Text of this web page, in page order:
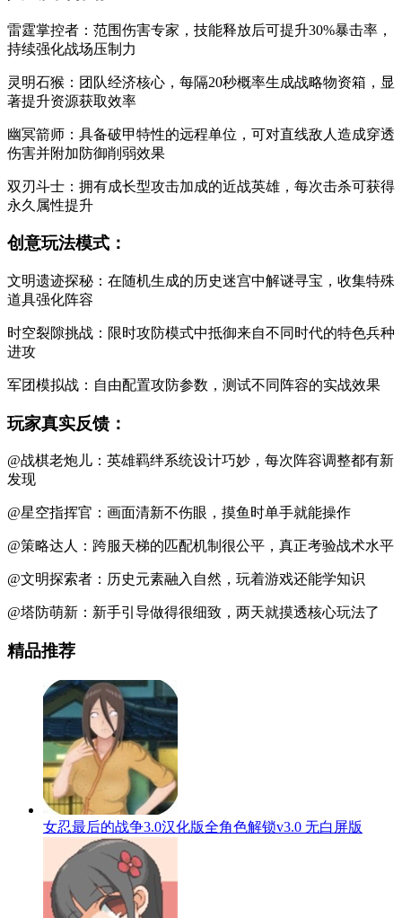
雷霆掌控者：范围伤害专家，技能释放后可提升30%暴击率，
持续强化战场压制力
灵明石猴：团队经济核心，每隔20秒概率生成战略物资箱，显
著提升资源获取效率
幽冥箭师：具备破甲特性的远程单位，可对直线敌人造成穿透
伤害并附加防御削弱效果
双刃斗士：拥有成长型攻击加成的近战英雄，每次击杀可获得
永久属性提升
创意玩法模式：
文明遗迹探秘：在随机生成的历史迷宫中解谜寻宝，收集特殊
道具强化阵容
时空裂隙挑战：限时攻防模式中抵御来自不同时代的特色兵种
进攻
军团模拟战：自由配置攻防参数，测试不同阵容的实战效果
玩家真实反馈：
@战棋老炮儿：英雄羁绊系统设计巧妙，每次阵容调整都有新
发现
@星空指挥官：画面清新不伤眼，摸鱼时单手就能操作
@策略达人：跨服天梯的匹配机制很公平，真正考验战术水平
@文明探索者：历史元素融入自然，玩着游戏还能学知识
@塔防萌新：新手引导做得很细致，两天就摸透核心玩法了
精品推荐
女忍最后的战争3.0汉化版全角色解锁v3.0 无白屏版